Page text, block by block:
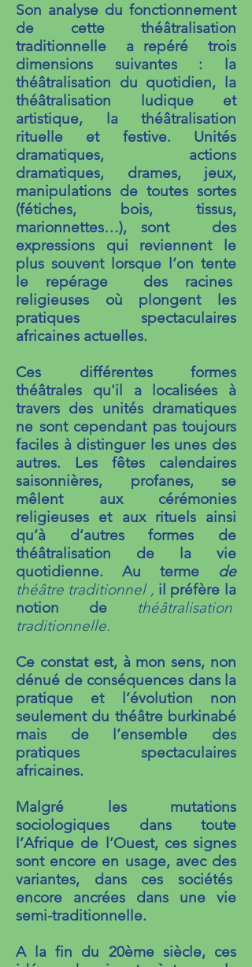
Son analyse du fonctionnement
de cette théâtralisation
traditionnelle a repéré trois
dimensions suivantes : la
théâtralisation du quotidien, la
théâtralisation ludique et
artistique, la théâtralisation
rituelle et festive. Unités
dramatiques, actions
dramatiques, drames, jeux,
manipulations de toutes sortes
(fétiches, bois, tissus,
marionnettes…), sont des
expressions qui reviennent le
plus souvent lorsque l’on tente
le repérage des racines
religieuses où plongent les
pratiques spectaculaires
africaines actuelles.
Ces différentes formes
théâtrales qu'il a localisées à
travers des unités dramatiques
ne sont cependant pas toujours
faciles à distinguer les unes des
autres. Les fêtes calendaires
saisonnières, profanes, se
mêlent aux cérémonies
religieuses et aux rituels ainsi
qu’à d’autres formes de
théâtralisation de la vie
quotidienne. Au terme de
théâtre traditionnel , il préfère la
notion de théâtralisation
traditionnelle.
Ce constat est, à mon sens, non
dénué de conséquences dans la
pratique et l’évolution non
seulement du théâtre burkinabé
mais de l’ensemble des
pratiques spectaculaires
africaines.
Malgré les mutations
sociologiques dans toute
l’Afrique de l’Ouest, ces signes
sont encore en usage, avec des
variantes, dans ces sociétés
encore ancrées dans une vie
semi-traditionnelle.
A la fin du 20ème siècle, ces